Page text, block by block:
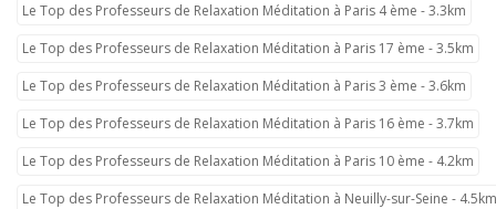
Le Top des Professeurs de Relaxation Méditation à Paris 4 ème - 3.3km
Le Top des Professeurs de Relaxation Méditation à Paris 17 ème - 3.5km
Le Top des Professeurs de Relaxation Méditation à Paris 3 ème - 3.6km
Le Top des Professeurs de Relaxation Méditation à Paris 16 ème - 3.7km
Le Top des Professeurs de Relaxation Méditation à Paris 10 ème - 4.2km
Le Top des Professeurs de Relaxation Méditation à Neuilly-sur-Seine - 4.5km